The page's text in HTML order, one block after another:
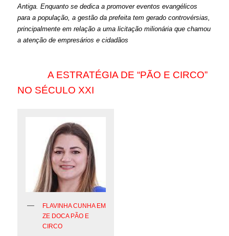
Antiga. Enquanto se dedica a promover eventos evangélicos
para a população, a gestão da prefeita tem gerado controvérsias,
principalmente em relação a uma licitação milionária que chamou
a atenção de empresários e cidadãos
A ESTRATÉGIA DE “PÃO E CIRCO”
NO SÉCULO XXI
FLAVINHA CUNHA EM
ZE DOCA PÃO E
CIRCO